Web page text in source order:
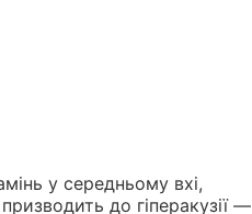
у середньому вхі,
до гіперакузії —